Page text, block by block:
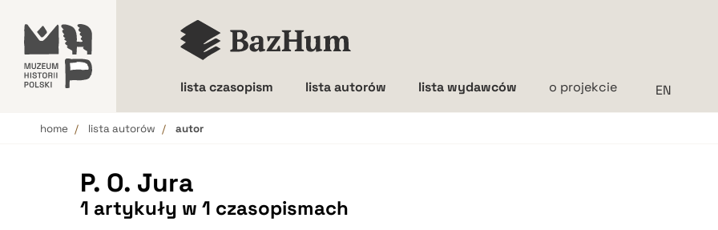
lista czasopism lista autorów lista wydawców o projekcie
home lista autorów autor
P. O. Jura
1 artykuły w 1 czasopismach